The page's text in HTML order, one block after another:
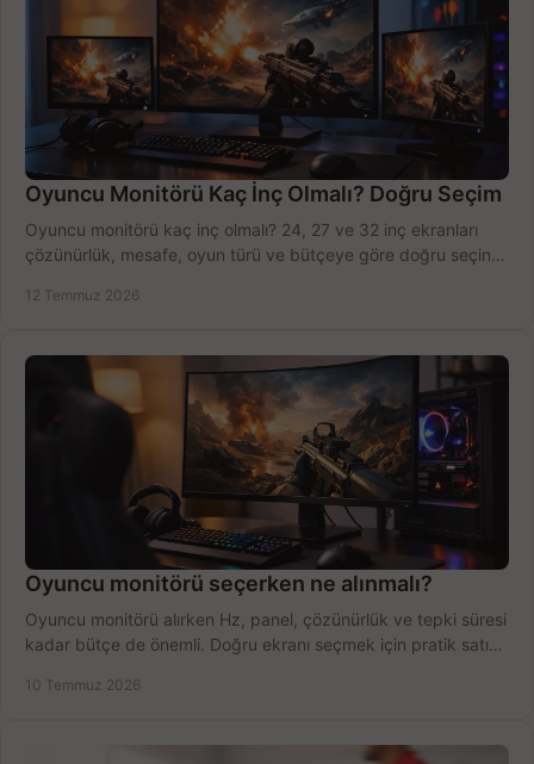
Oyuncu Monitörü Kaç İnç Olmalı? Doğru Seçim
Oyuncu monitörü kaç inç olmalı? 24, 27 ve 32 inç ekranları
çözünürlük, mesafe, oyun türü ve bütçeye göre doğru seçin,
12 Temmuz 2026
Oyuncu monitörü seçerken ne alınmalı?
Oyuncu monitörü alırken Hz, panel, çözünürlük ve tepki süresi
kadar bütçe de önemli. Doğru ekranı seçmek için pratik satın
10 Temmuz 2026